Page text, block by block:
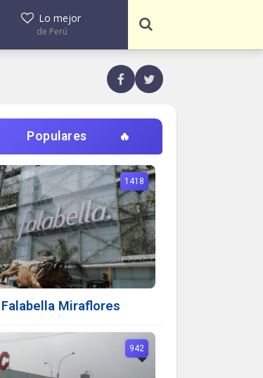
Lo mejor
de Perú
Populares
Falabella Miraflores
1418
942